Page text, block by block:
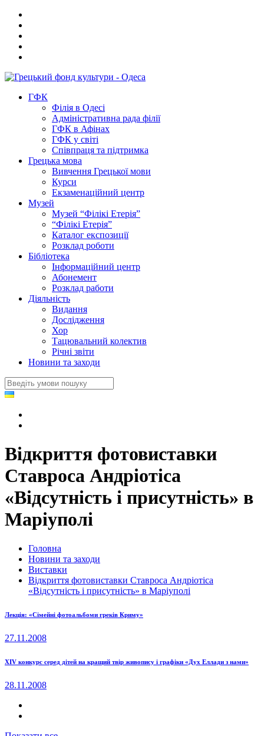
ГФК
Філія в Одесі
Адміністративна рада філії
ГФК в Афінах
ГФК у світі
Співпраця та підтримка
Грецька мова
Вивчення Грецької мови
Курси
Екзаменаційний центр
Музей
Музей “Філікі Етерія”
“Філікі Етерія”
Каталог експозиції
Розклад роботи
Бібліотека
Інформаційний центр
Абонемент
Розклад работи
Діяльність
Видання
Дослідження
Хор
Тацювальний колектив
Річні звіти
Новини та заходи
Відкриття фотовиставки
Ставроса Андріотіса
«Відсутність і присутність» в
Маріуполі
Головна
Новини та заходи
Виставки
Відкриття фотовиставки Ставроса Андріотіса
«Відсутність і присутність» в Маріуполі
Лекція: «Сімейні фотоальбоми греків Криму»
27.11.2008
XIV конкурс серед дітей на кращий твір живопису і графіки «Дух Еллади з нами»
28.11.2008